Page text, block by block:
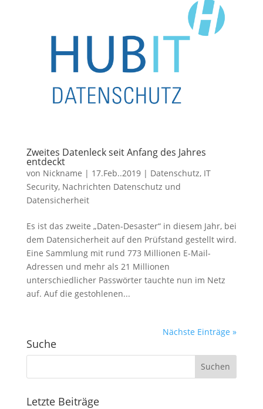
Zweites Datenleck seit Anfang des Jahres
entdeckt
von Nickname | 17.Feb..2019| Datenschutz, IT
Security, Nachrichten Datenschutz und
Datensicherheit
Es ist das zweite „Daten-Desaster“ in diesem Jahr, bei
dem Datensicherheit auf den Prüfstand gestellt wird.
Eine Sammlung mit rund 773 Millionen E-Mail-
Adressen und mehr als 21 Millionen
unterschiedlicher Passwörter tauchte nun im Netz
auf. Auf die gestohlenen...
Nächste Einträge »
Suche
Letzte Beiträge